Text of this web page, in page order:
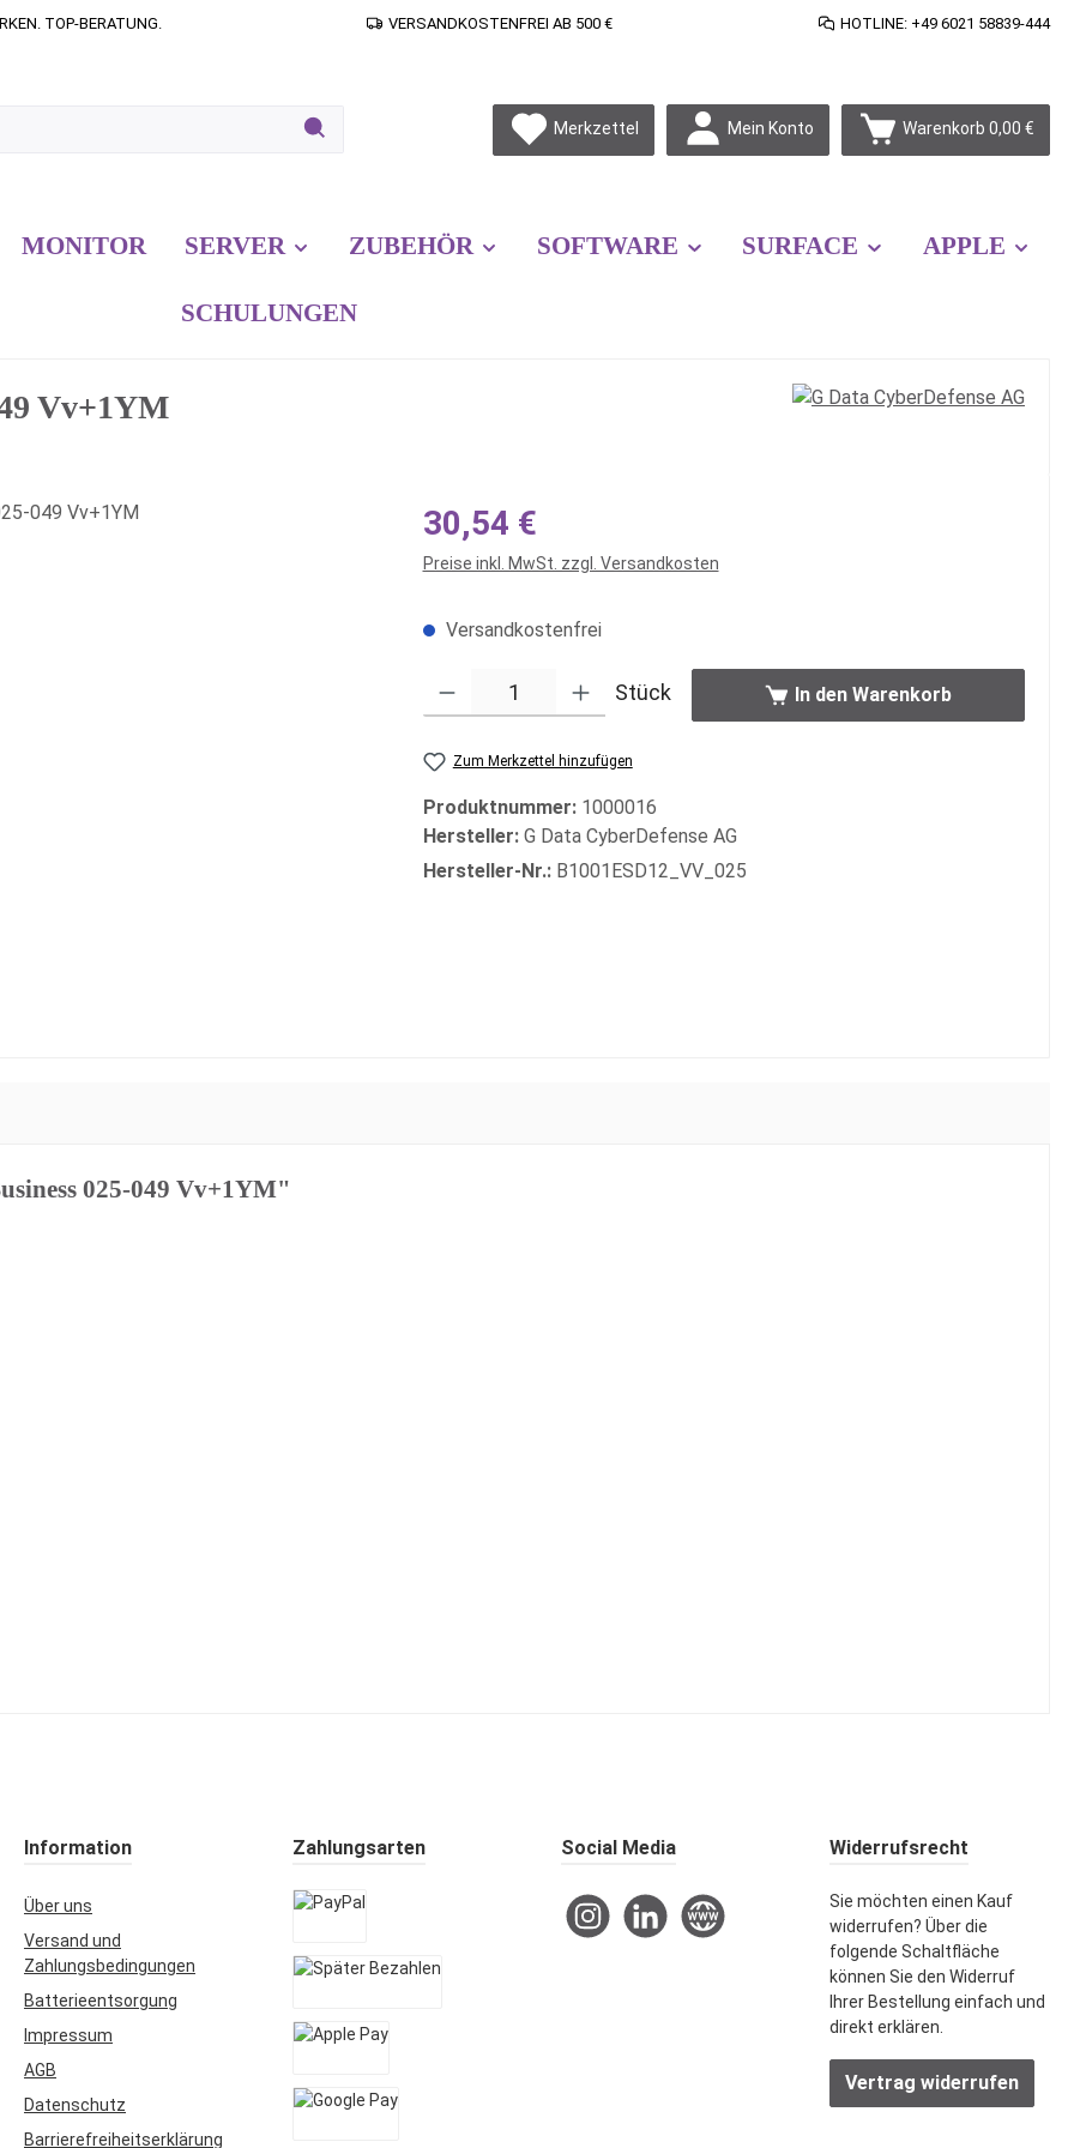
TOP-BERATUNG. VERSANDKOSTENFREI AB 500 € HOTLINE: +49 6021 58839-444
Merkzettel Mein Konto Warenkorb 0,00 €
MONITOR SERVER ZUBEHÖR SOFTWARE SURFACE APPLE
SCHULUNGEN
Vv+1YM
Regulärer Preis:
30,54 €
Preise inkl. MwSt. zzgl. Versandkosten
Versandkostenfrei
Produkt Anzahl: Gib den gewünschten Wert ein oder benutze die Schaltflächen um
Stück In den Warenkorb
Zum Merkzettel hinzufügen
Produktnummer: 1000016
Hersteller: G Data CyberDefense AG
Hersteller-Nr.: B1001ESD12_VV_025
025-049 Vv+1YM"
Information
Über uns
Versand und
Zahlungsbedingungen
Batterieentsorgung
Impressum
AGB
Datenschutz
Barrierefreiheitserklärung
Zahlungsarten
PayPal
Später Bezahlen
Apple Pay
Social Media
InstagramLinkedIn Website
Widerrufsrecht
Sie möchten einen Kauf
widerrufen? Über die
folgende Schaltfläche
können Sie den Widerruf
Ihrer Bestellung einfach und
direkt erklären.
Vertrag widerrufen